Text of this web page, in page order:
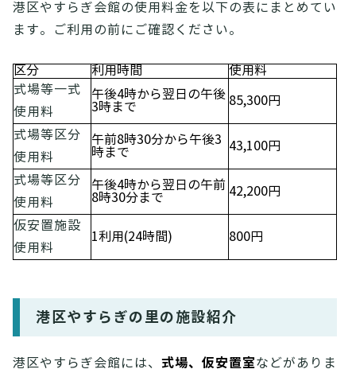
港区やすらぎ会館の使用料金を以下の表にまとめてい
ます。ご利用の前にご確認ください。
区分 利用時間
使用料
式場等一式
使用料
午後4時から翌日の午後
3時まで
85,300円
式場等区分
使用料
午前8時30分から午後3
時まで
43,100円
式場等区分
使用料
午後4時から翌日の午前
8時30分まで
42,200円
仮安置施設
使用料
1利用(24時間) 800円
港区やすらぎの里の施設紹介
港区やすらぎ会館には、 式場、仮安置室などがありま